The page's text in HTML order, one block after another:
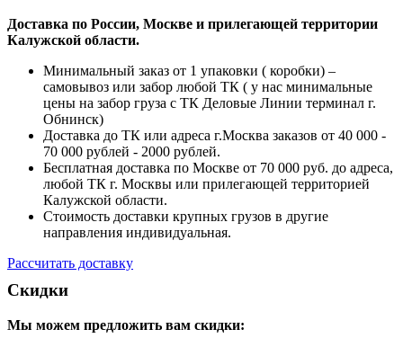
Доставка по России, Москве и прилегающей территории
Калужской области.
Минимальный заказ от 1 упаковки ( коробки) –
самовывоз или забор любой ТК ( у нас минимальные
цены на забор груза с ТК Деловые Линии терминал г.
Обнинск)
Доставка до ТК или адреса г.Москва заказов от 40 000 -
70 000 рублей - 2000 рублей.
Бесплатная доставка по Москве от 70 000 руб. до адреса,
любой ТК г. Москвы или прилегающей территорией
Калужской области.
Стоимость доставки крупных грузов в другие
направления индивидуальная.
Рассчитать доставку
Скидки
Мы можем предложить вам скидки: